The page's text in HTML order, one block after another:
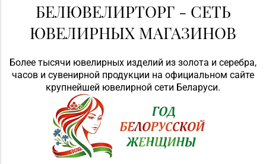
БЕЛЮВЕЛИРТОРГ - СЕТЬ
ЮВЕЛИРНЫХ МАГАЗИНОВ
Более тысячи ювелирных изделий из золота и серебра,
часов и сувенирной продукции на официальном сайте
крупнейшей ювелирной сети Беларуси.